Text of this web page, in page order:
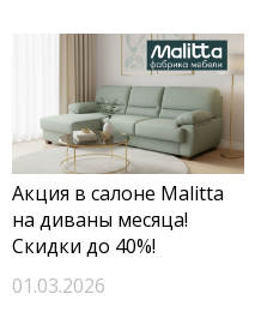
Акция в салоне Malitta
на диваны месяца!
Скидки до 40%!
01.03.2026